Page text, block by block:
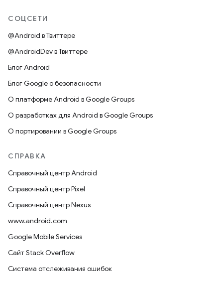
СОЦСЕТИ
@Android в Твиттере
@AndroidDev в Твиттере
Блог Android
Блог Google о безопасности
О платформе Android в Google Groups
О разработках для Android в Google Groups
О портировании в Google Groups
СПРАВКА
Справочный центр Android
Справочный центр Pixel
Справочный центр Nexus
www.android.com
Google Mobile Services
Сайт Stack Overflow
Система отслеживания ошибок